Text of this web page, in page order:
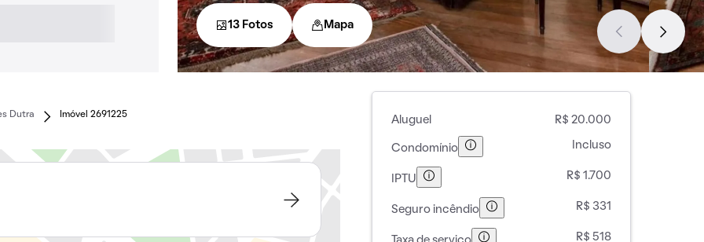
13 Fotos Mapa
Dutra Imóvel 2691225 Aluguel R$ 20.000
Condomínio Incluso
IPTU R$ 1.700
Seguro incêndio R$ 331
R$ 518